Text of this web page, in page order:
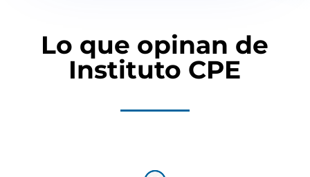
Lo que opinan de
Instituto CPE